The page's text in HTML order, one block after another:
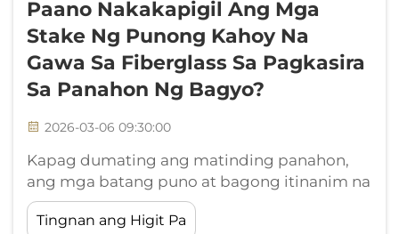
Paano Nakakapigil Ang Mga
Stake Ng Punong Kahoy Na
Gawa Sa Fiberglass Sa Pagkasira
Sa Panahon Ng Bagyo?
2026-03-06 09:30:00
Kapag dumating ang matinding panahon,
ang mga batang puno at bagong itinanim na
sanga ay nakakaranas ng malaking panganib
dahil sa matinding hangin, malakas na ulan,
Tingnan ang Higit Pa